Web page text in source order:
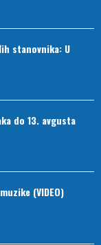
stanovnika: U
do 13. avgusta
(VIDEO)